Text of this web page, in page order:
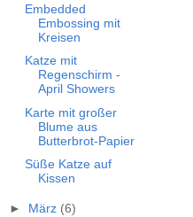
Embedded
Embossing mit
Kreisen
Katze mit
Regenschirm -
April Showers
Karte mit großer
Blume aus
Butterbrot-Papier
Süße Katze auf
Kissen
► März (6)